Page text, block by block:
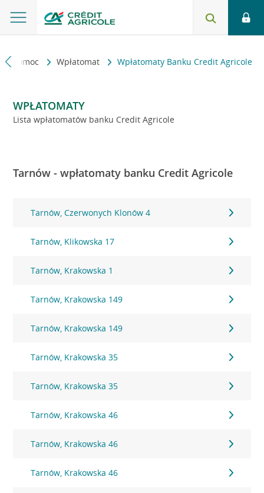
i pomoc Wpłatomat Wpłatomaty Banku Credit Agricole
WPŁATOMATY
Lista wpłatomatów banku Credit Agricole
Tarnów - wpłatomaty banku Credit Agricole
Tarnów, Czerwonych Klonów 4
Tarnów, Klikowska 17
Tarnów, Krakowska 1
Tarnów, Krakowska 149
Tarnów, Krakowska 149
Tarnów, Krakowska 35
Tarnów, Krakowska 35
Tarnów, Krakowska 46
Tarnów, Krakowska 46
Tarnów, Krakowska 46